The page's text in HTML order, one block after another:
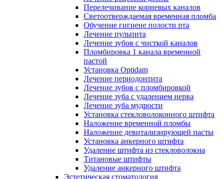
Перелечивание корневых каналов
Светоотверждаемая временная пломба
Обучение гигиене полости рта
Лечение пульпита
Лечение зубов с чисткой каналов
Пломбировка 1 канала временной
пастой
Установка Optidam
Лечение периодонтита
Лечение зубов с пломбировкой
Лечение зуба с удалением нерва
Лечение зуба мудрости
Установка стекловолоконного штифта
Наложение временной пломбы
Наложение девитализирующей пасты
Установка анкерного штифта
Удаление штифта из стекловолокна
Титановые штифты
Удаление анкерного штифта
Эстетическая стоматология